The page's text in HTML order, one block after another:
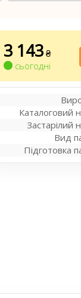
3 143 ₴
сьогодні
Каталоговий
Застарілий
Вид
Підготовка